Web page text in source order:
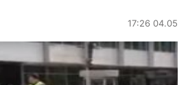
17:26 04.05